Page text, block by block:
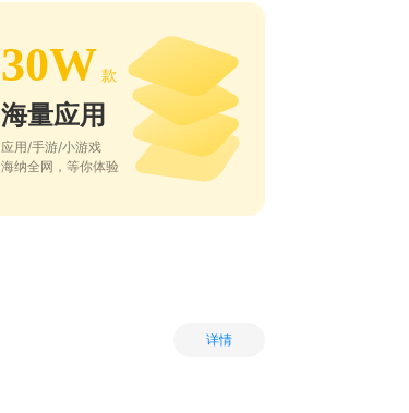
30W 款
海量应用
应用/手游/小游戏
海纳全网，等你体验
详情